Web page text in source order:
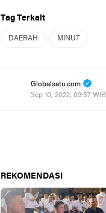
Tag Terkait
DAERAH MINUT
Globalsatu.com
Sep 10, 2022, 09:57 WIB
REKOMENDASI